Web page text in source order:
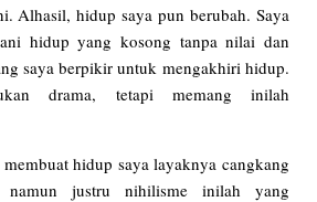
Alhasil, hidup saya pun berubah. Saya
hidup yang kosong tanpa nilai dan
saya berpikir untuk mengakhiri hidup.
drama, tetapi memang inilah
hidup saya layaknya cangkang
namun justru nihilisme inilah yang